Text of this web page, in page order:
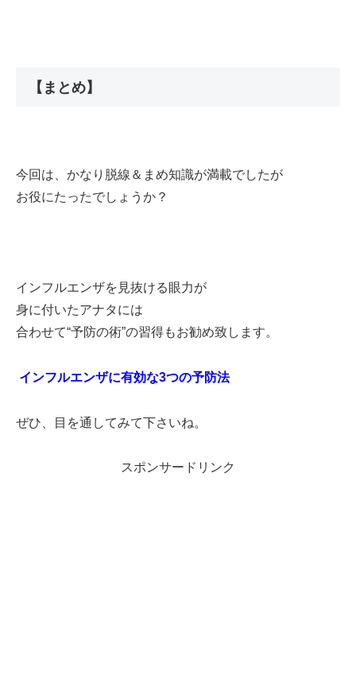
【まとめ】
今回は、かなり脱線＆まめ知識が満載でしたが
お役にたったでしょうか？
インフルエンザを見抜ける眼力が
身に付いたアナタには
合わせて“予防の術”の習得もお勧め致します。
インフルエンザに有効な3つの予防法
ぜひ、目を通してみて下さいね。
スポンサードリンク